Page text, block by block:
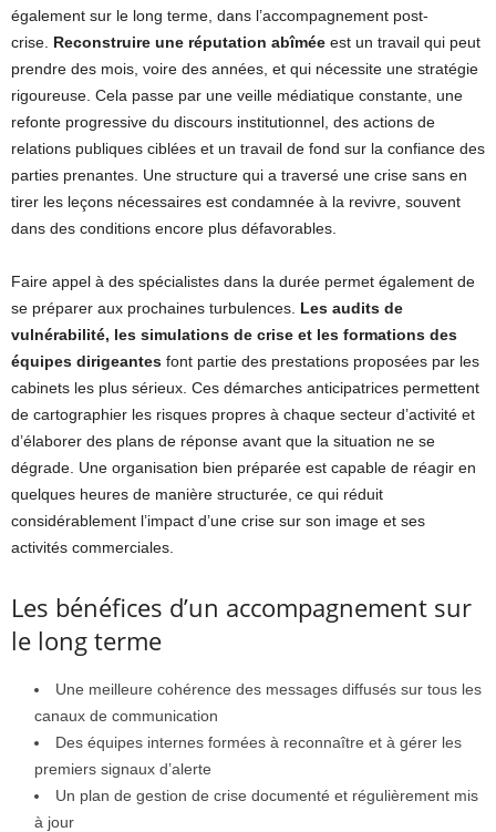
également sur le long terme, dans l’accompagnement post-
crise. Reconstruire une réputation abîmée est un travail qui peut
prendre des mois, voire des années, et qui nécessite une stratégie
rigoureuse. Cela passe par une veille médiatique constante, une
refonte progressive du discours institutionnel, des actions de
relations publiques ciblées et un travail de fond sur la confiance des
parties prenantes. Une structure qui a traversé une crise sans en
tirer les leçons nécessaires est condamnée à la revivre, souvent
dans des conditions encore plus défavorables.
Faire appel à des spécialistes dans la durée permet également de
se préparer aux prochaines turbulences. Les audits de
vulnérabilité, les simulations de crise et les formations des
équipes dirigeantes font partie des prestations proposées par les
cabinets les plus sérieux. Ces démarches anticipatrices permettent
de cartographier les risques propres à chaque secteur d’activité et
d’élaborer des plans de réponse avant que la situation ne se
dégrade. Une organisation bien préparée est capable de réagir en
quelques heures de manière structurée, ce qui réduit
considérablement l’impact d’une crise sur son image et ses
activités commerciales.
Les bénéfices d’un accompagnement sur
le long terme
Une meilleure cohérence des messages diffusés sur tous les
canaux de communication
Des équipes internes formées à reconnaître et à gérer les
premiers signaux d’alerte
Un plan de gestion de crise documenté et régulièrement mis
à jour